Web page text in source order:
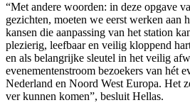
“Met andere woorden: in deze opgave
gezichten, moeten we eerst werken aan
kansen die aanpassing van het station
plezierig, leefbaar en veilig kloppend
en als belangrijke sleutel in het veilig
evenementenstroom bezoekers van hét
Nederland en Noord West Europa. Het
ver kunnen komen”, besluit Hellas.